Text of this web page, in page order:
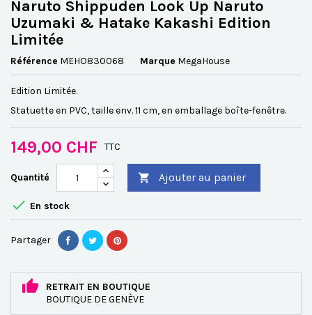
Naruto Shippuden Look Up Naruto
Uzumaki & Hatake Kakashi Edition
Limitée
Référence MEHO830068 Marque MegaHouse
Edition Limitée.
Statuette en PVC, taille env. 11 cm, en emballage boîte-fenêtre.
149,00 CHF TTC
Quantité  Ajouter au panier
 En stock
Partager
RETRAIT EN BOUTIQUE
BOUTIQUE DE GENÈVE